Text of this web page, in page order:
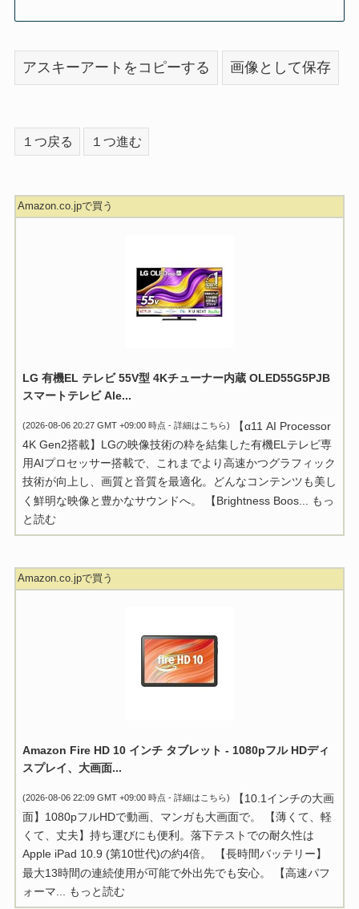
アスキーアートをコピーする 画像として保存
１つ戻る １つ進む
Amazon.co.jpで買う
LG 有機EL テレビ 55V型 4Kチューナー内蔵 OLED55G5PJB
スマートテレビ Ale...
(2026-08-06 20:27 GMT +09:00 時点 - 詳細はこちら)
【α11 AI Processor
4K Gen2搭載】LGの映像技術の粋を結集した有機ELテレビ専
用AIプロセッサー搭載で、これまでより高速かつグラフィック
技術が向上し、画質と音質を最適化。どんなコンテンツも美し
く鮮明な映像と豊かなサウンドへ。 【Brightness Boos...
もっ
と読む
Amazon.co.jpで買う
Amazon Fire HD 10 インチ タブレット - 1080pフル HDディ
スプレイ、大画面...
(2026-08-06 22:09 GMT +09:00 時点 - 詳細はこちら)
【10.1インチの大画
面】1080pフルHDで動画、マンガも大画面で。 【薄くて、軽
くて、丈夫】持ち運びにも便利。落下テストでの耐久性は
Apple iPad 10.9 (第10世代)の約4倍。 【長時間バッテリー】
最大13時間の連続使用が可能で外出先でも安心。 【高速パフ
ォーマ...
もっと読む